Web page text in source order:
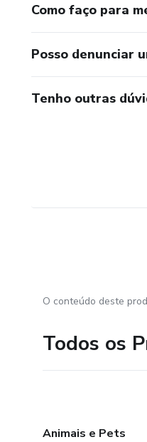
Como faço para
Posso denunciar
Tenho outras
O conteúdo deste
Todos os
Animais e Pets